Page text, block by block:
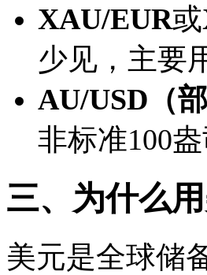
XAU/EUR或
少见，主要
AU/USD（
非标准100
三、为什么
美元是全球储